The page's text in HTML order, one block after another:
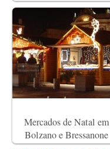
Mercados de Natal em
Bolzano e Bressanone